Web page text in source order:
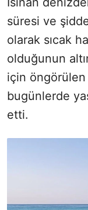
süresi ve
olarak sıcak
olduğunun
için
bugünlerde
etti.